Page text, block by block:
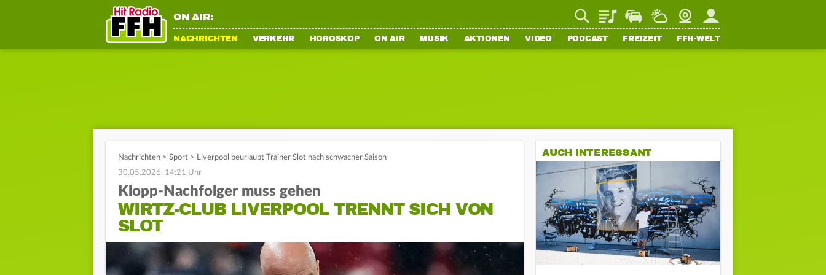
ON AIR: PlaylistStaupilotWetterWebcamMein FFH
NACHRICHTEN VERKEHR HOROSKOP ON AIR MUSIK AKTIONEN VIDEO PODCAST FREIZEIT FFH-WELT
Nachrichten > Sport > Liverpool beurlaubt Trainer Slot nach schwacher Saison
30.05.2026, 14:21 Uhr
Klopp-Nachfolger muss gehen
WIRTZ-CLUB LIVERPOOL TRENNT SICH VON
SLOT
AUCH INTERESSANT